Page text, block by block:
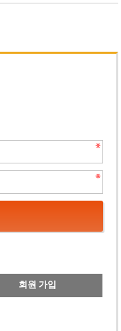
회원 가입